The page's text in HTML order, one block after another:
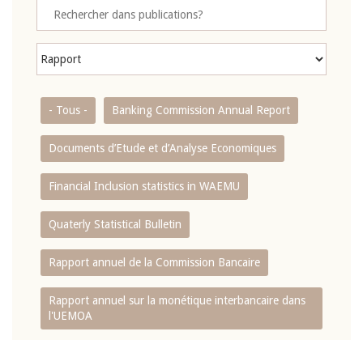
- Tous - Banking Commission Annual Report
Documents d’Etude et d’Analyse Economiques
Financial Inclusion statistics in WAEMU
Quaterly Statistical Bulletin
Rapport annuel de la Commission Bancaire
Rapport annuel sur la monétique interbancaire dans
l'UEMOA